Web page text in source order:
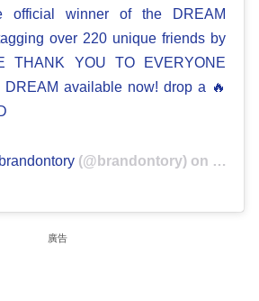
official winner of the DREAM
over 220 unique friends by
THANK YOU TO EVERYONE
DREAM available now! drop a 🔥
brandontory(@brandontory) on May
廣告